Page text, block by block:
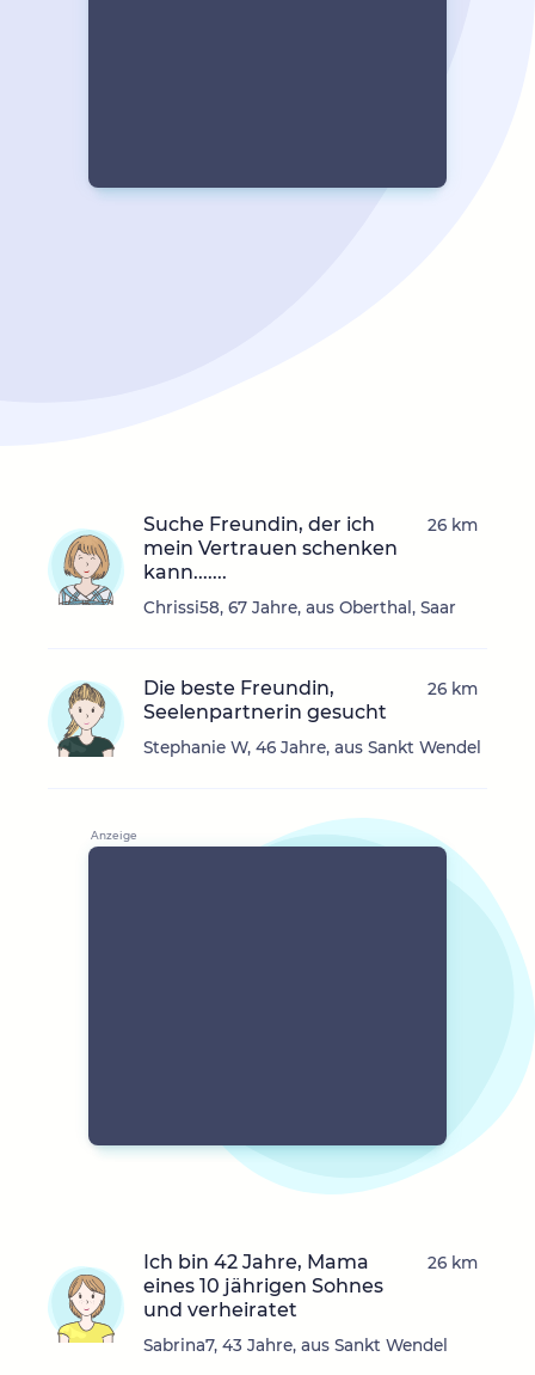
Suche Freundin, der ich
mein Vertrauen schenken
kann.......
Chrissi58, 67 Jahre, aus Oberthal, Saar
26 km
Die beste Freundin,
Seelenpartnerin gesucht
Stephanie W, 46 Jahre, aus Sankt Wendel
26 km
Ich bin 42 Jahre, Mama
eines 10 jährigen Sohnes
und verheiratet
Sabrina7, 43 Jahre, aus Sankt Wendel
26 km